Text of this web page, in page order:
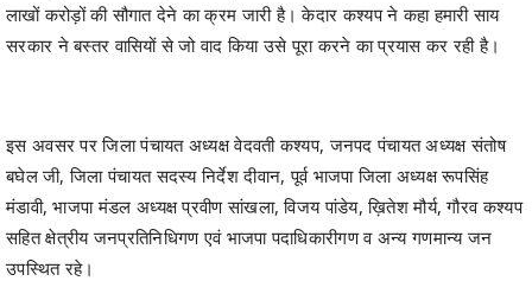
लाखों करोड़ों की सौगात देने का क्रम जारी है। केदार कश्यप ने कहा हमारी साय
सरकार ने बस्तर वासियों से जो वाद किया उसे पूरा करने का प्रयास कर रही है।
इस अवसर पर जिला पंचायत अध्यक्ष वेदवती कश्यप, जनपद पंचायत अध्यक्ष संतोष
बघेल जी, जिला पंचायत सदस्य निर्देश दीवान, पूर्व भाजपा जिला अध्यक्ष रूपसिंह
मंडावी, भाजपा मंडल अध्यक्ष प्रवीण सांखला, विजय पांडेय, ख़ितेश मौर्य, गौरव कश्यप
सहित क्षेत्रीय जनप्रतिनिधिगण एवं भाजपा पदाधिकारीगण व अन्य गणमान्य जन
उपस्थित रहे।